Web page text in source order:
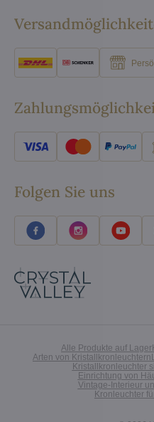
Folgen Sie uns
Alle Produkte auf Lager
Arten von Kristallkronleuchtern
Kristallkronleuchter
Einrichtung von
Vintage-Interieur
Kronleuchter